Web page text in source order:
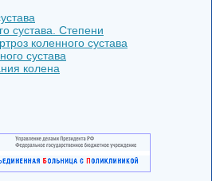
сустава. Степени
коленного сустава
сустава
колена